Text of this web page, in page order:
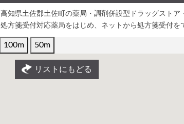
高知県土佐郡土佐町の薬局・調剤併設型ドラッグストア
処方箋受付対応薬局をはじめ、ネットから処方箋受付を
100m 50m
リストにもどる